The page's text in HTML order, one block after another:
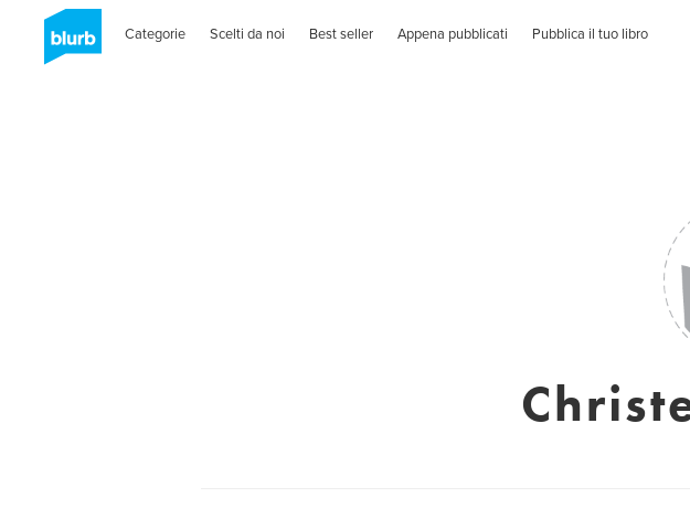
Categorie Scelti da noi Best seller Appena pubblicati Pubblica il tuo libro